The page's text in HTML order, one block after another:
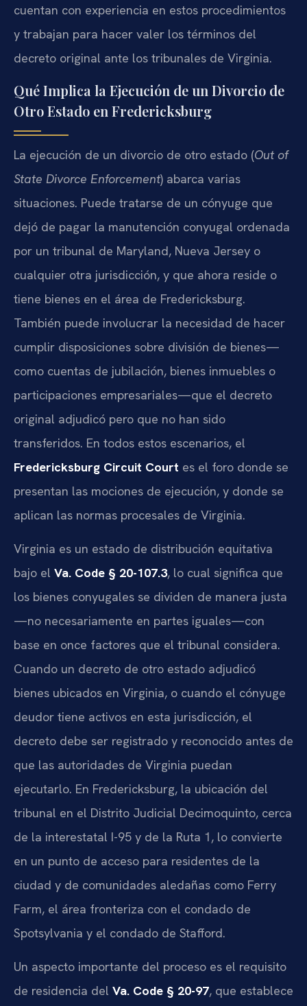
cuentan con experiencia en estos procedimientos
y trabajan para hacer valer los términos del
decreto original ante los tribunales de Virginia.
Qué Implica la Ejecución de un Divorcio de
Otro Estado en Fredericksburg
La ejecución de un divorcio de otro estado (Out of
State Divorce Enforcement) abarca varias
situaciones. Puede tratarse de un cónyuge que
dejó de pagar la manutención conyugal ordenada
por un tribunal de Maryland, Nueva Jersey o
cualquier otra jurisdicción, y que ahora reside o
tiene bienes en el área de Fredericksburg.
También puede involucrar la necesidad de hacer
cumplir disposiciones sobre división de bienes—
como cuentas de jubilación, bienes inmuebles o
participaciones empresariales—que el decreto
original adjudicó pero que no han sido
transferidos. En todos estos escenarios, el
Fredericksburg Circuit Court es el foro donde se
presentan las mociones de ejecución, y donde se
aplican las normas procesales de Virginia.
Virginia es un estado de distribución equitativa
bajo el Va. Code § 20-107.3, lo cual significa que
los bienes conyugales se dividen de manera justa
—no necesariamente en partes iguales—con
base en once factores que el tribunal considera.
Cuando un decreto de otro estado adjudicó
bienes ubicados en Virginia, o cuando el cónyuge
deudor tiene activos en esta jurisdicción, el
decreto debe ser registrado y reconocido antes de
que las autoridades de Virginia puedan
ejecutarlo. En Fredericksburg, la ubicación del
tribunal en el Distrito Judicial Decimoquinto, cerca
de la interestatal I-95 y de la Ruta 1, lo convierte
en un punto de acceso para residentes de la
ciudad y de comunidades aledañas como Ferry
Farm, el área fronteriza con el condado de
Spotsylvania y el condado de Stafford.
Un aspecto importante del proceso es el requisito
de residencia del Va. Code § 20-97, que establece